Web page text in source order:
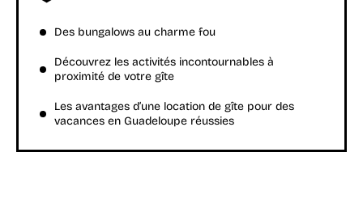
Des bungalows au charme fou
Découvrez les activités incontournables à
proximité de votre gîte
Les avantages d’une location de gîte pour des
vacances en Guadeloupe réussies